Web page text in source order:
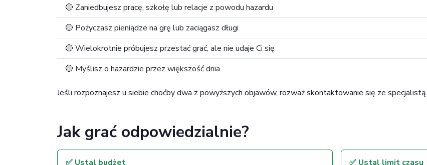
🔴 Zaniedbujesz pracę, szkołę lub relacje z powodu hazardu
🔴 Pożyczasz pieniądze na grę lub zaciągasz długi
🔴 Wielokrotnie próbujesz przestać grać, ale nie udaje Ci się
🔴 Myślisz o hazardzie przez większość dnia
Jeśli rozpoznajesz u siebie choćby dwa z powyższych objawów, rozważ skontaktowanie się ze specjalistą.
Jak grać odpowiedzialnie?
✅ Ustal budżet ✅ Ustal limit czasu